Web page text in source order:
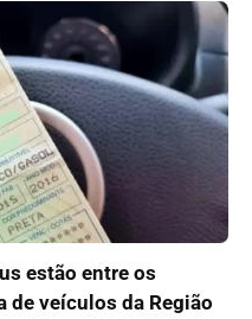
estão entre os
veículos da Região